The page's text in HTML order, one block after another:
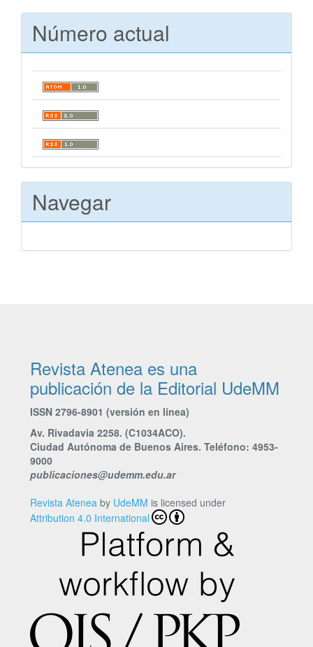
Número actual
Navegar
Revista Atenea es una
publicación de la Editorial UdeMM
ISSN 2796-8901 (versión en línea)
Av. Rivadavia 2258. (C1034ACO).
Ciudad Autónoma de Buenos Aires. Teléfono: 4953-
9000
publicaciones@udemm.edu.ar
Revista Atenea by UdeMM is licensed under
Attribution 4.0 International